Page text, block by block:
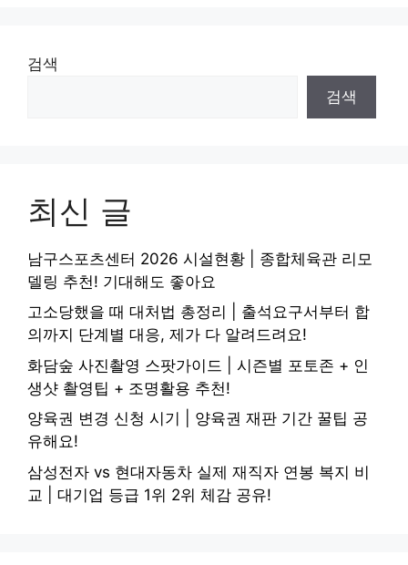
검색
검색
최신 글
남구스포츠센터 2026 시설현황 | 종합체육관 리모
델링 추천! 기대해도 좋아요
고소당했을 때 대처법 총정리 | 출석요구서부터 합
의까지 단계별 대응, 제가 다 알려드려요!
화담숲 사진촬영 스팟가이드 | 시즌별 포토존 + 인
생샷 촬영팁 + 조명활용 추천!
양육권 변경 신청 시기 | 양육권 재판 기간 꿀팁 공
유해요!
삼성전자 vs 현대자동차 실제 재직자 연봉 복지 비
교 | 대기업 등급 1위 2위 체감 공유!